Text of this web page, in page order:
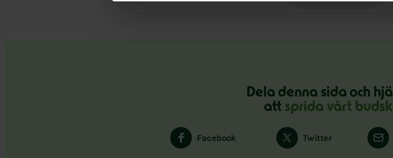
Dela denna sida och
att sprida vårt
Facebook Twitter